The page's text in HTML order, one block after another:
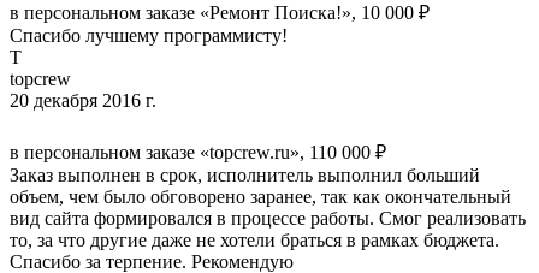
в персональном заказе «Ремонт Поиска!», 10 000 ₽
Спасибо лучшему программисту!
T
topcrew
20 декабря 2016 г.
в персональном заказе «topcrew.ru», 110 000 ₽
Заказ выполнен в срок, исполнитель выполнил больший
объем, чем было обговорено заранее, так как окончательный
вид сайта формировался в процессе работы. Смог реализовать
то, за что другие даже не хотели браться в рамках бюджета.
Спасибо за терпение. Рекомендую